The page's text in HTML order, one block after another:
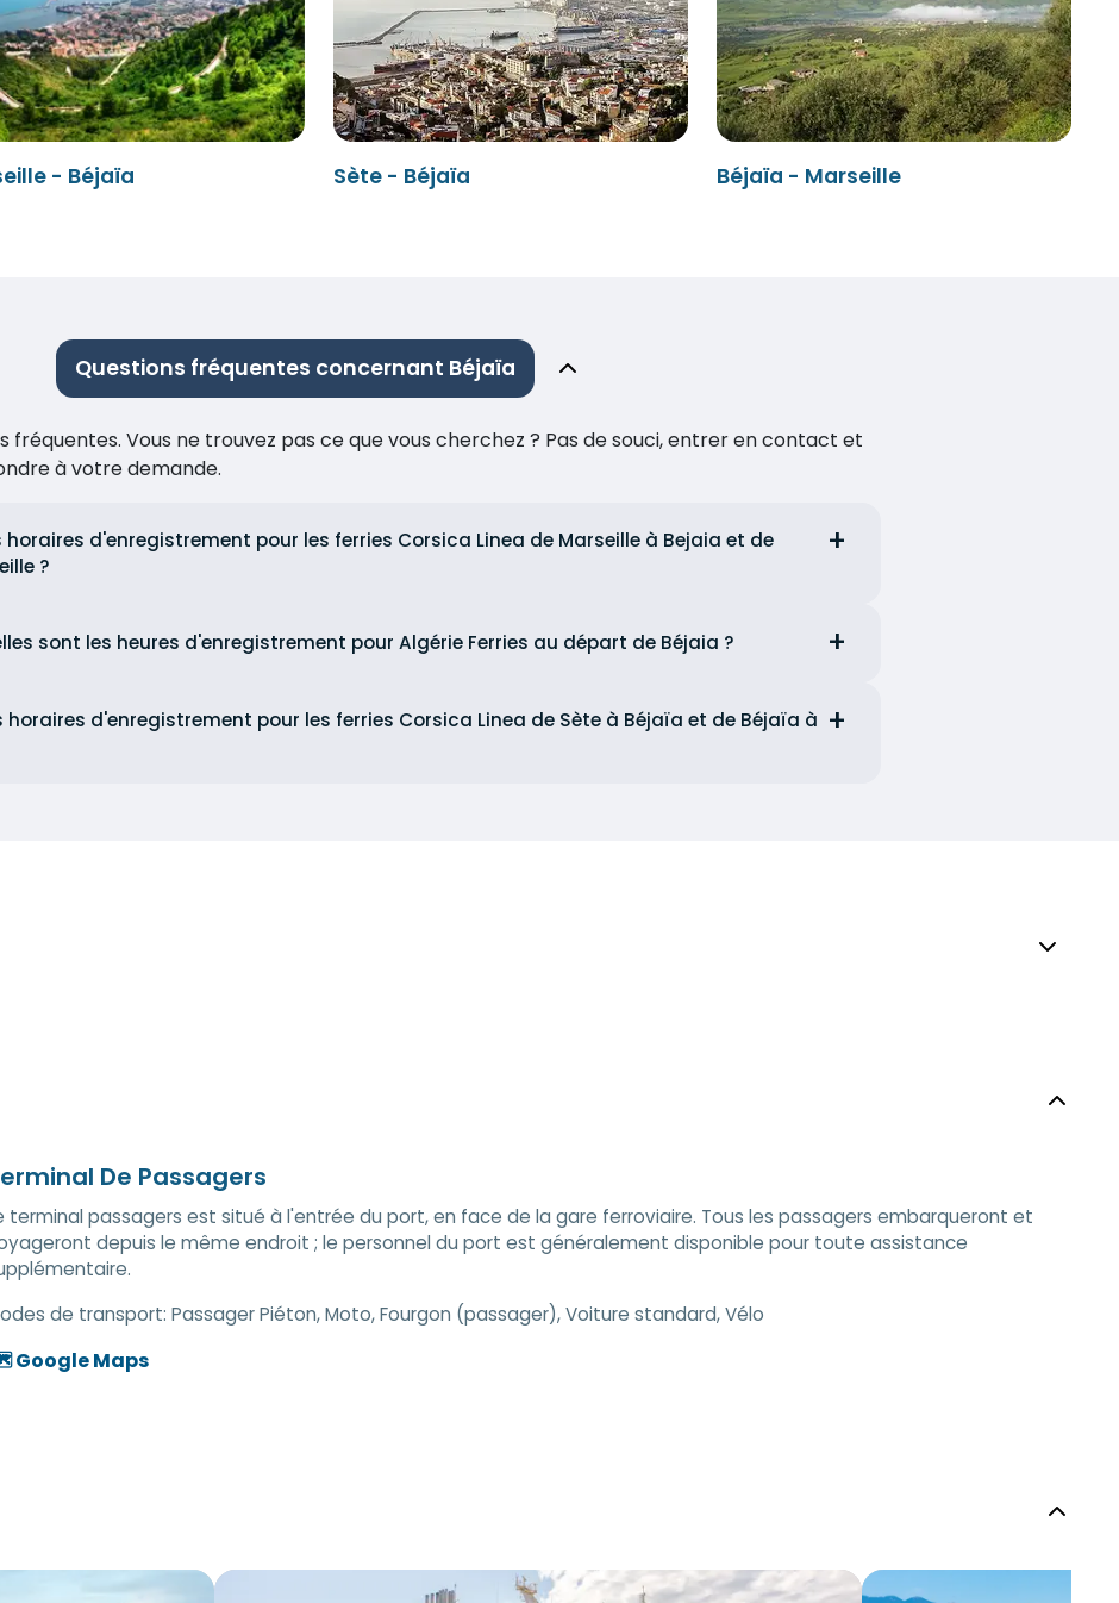
- Béjaïa Sète - Béjaïa Béjaïa - Marseille
Questions fréquentes concernant Béjaïa
fréquentes. Vous ne trouvez pas ce que vous cherchez ? Pas de souci, entrer en contact et
à votre demande.
horaires d'enregistrement pour les ferries Corsica Linea de Marseille à Bejaia et de
?
sont les heures d'enregistrement pour Algérie Ferries au départ de Béjaia ?
horaires d'enregistrement pour les ferries Corsica Linea de Sète à Béjaïa et de Béjaïa à
De Passagers
terminal passagers est situé à l'entrée du port, en face de la gare ferroviaire. Tous les passagers embarqueront et
depuis le même endroit ; le personnel du port est généralement disponible pour toute assistance
de transport: Passager Piéton, Moto, Fourgon (passager), Voiture standard, Vélo
Google Maps